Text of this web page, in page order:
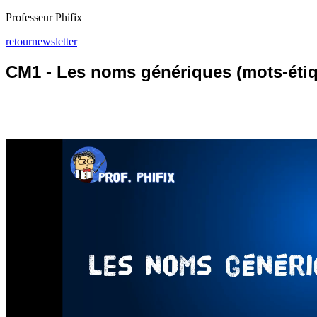
Professeur Phifix
retournewsletter
CM1 - Les noms génériques (mots-